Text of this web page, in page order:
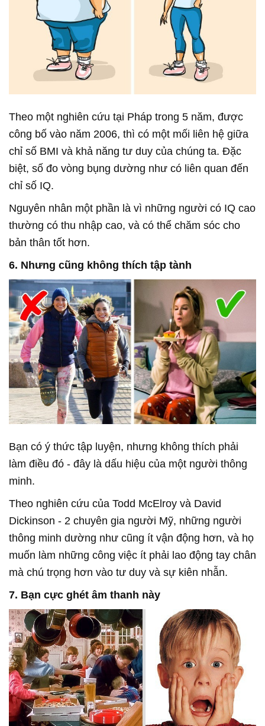
Theo một nghiên cứu tại Pháp trong 5 năm, được
công bố vào năm 2006, thì có một mối liên hệ giữa
chỉ số BMI và khả năng tư duy của chúng ta. Đặc
biệt, số đo vòng bụng dường như có liên quan đến
chỉ số IQ.
Nguyên nhân một phần là vì những người có IQ cao
thường có thu nhập cao, và có thể chăm sóc cho
bản thân tốt hơn.
6. Nhưng cũng không thích tập tành
Bạn có ý thức tập luyện, nhưng không thích phải
làm điều đó - đây là dấu hiệu của một người thông
minh.
Theo nghiên cứu của Todd McElroy và David
Dickinson - 2 chuyên gia người Mỹ, những người
thông minh dường như cũng ít vận động hơn, và họ
muốn làm những công việc ít phải lao động tay chân
mà chú trọng hơn vào tư duy và sự kiên nhẫn.
7. Bạn cực ghét âm thanh này